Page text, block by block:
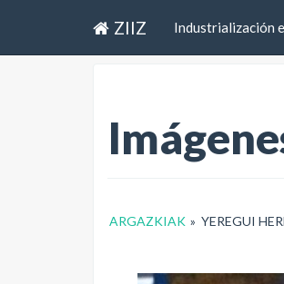
ZIIZ Industrialización
ARGAZKIAK » YEREGUI